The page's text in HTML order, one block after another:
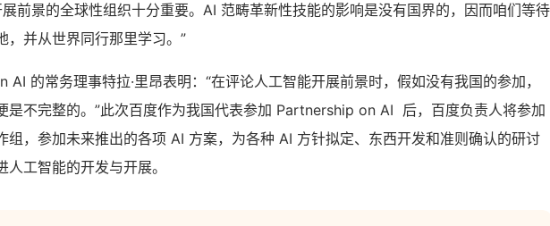
前景的全球性组织十分重要。AI 范畴革新性技能的影响是没有国界的，因而咱们等待
，并从世界同行那里学习。”
AI 的常务理事特拉·里昂表明：“在评论人工智能开展前景时，假如没有我国的参加，
是不完整的。”此次百度作为我国代表参加 Partnership on AI 后，百度负责人将参加
组，参加未来推出的各项 AI 方案，为各种 AI 方针拟定、东西开发和准则确认的研讨
人工智能的开发与开展。